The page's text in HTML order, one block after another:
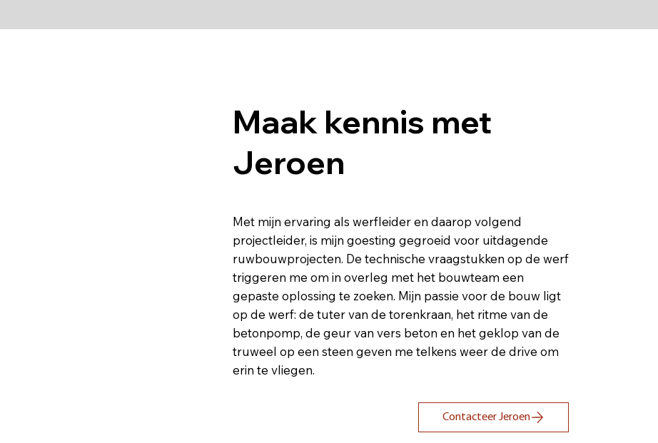
Maak kennis met
Jeroen
Met mijn ervaring als werfleider en daarop volgend
projectleider, is mijn goesting gegroeid voor uitdagende
ruwbouwprojecten. De technische vraagstukken op de werf
triggeren me om in overleg met het bouwteam een
gepaste oplossing te zoeken. Mijn passie voor de bouw ligt
op de werf: de tuter van de torenkraan, het ritme van de
betonpomp, de geur van vers beton en het geklop van de
truweel op een steen geven me telkens weer de drive om
erin te vliegen.
Contacteer Jeroen